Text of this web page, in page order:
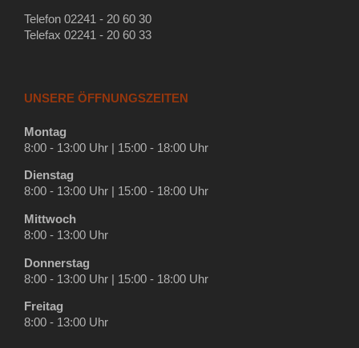
Telefon 02241 - 20 60 30
Telefax 02241 - 20 60 33
UNSERE ÖFFNUNGSZEITEN
Montag
8:00 - 13:00 Uhr | 15:00 - 18:00 Uhr
Dienstag
8:00 - 13:00 Uhr | 15:00 - 18:00 Uhr
Mittwoch
8:00 - 13:00 Uhr
Donnerstag
8:00 - 13:00 Uhr | 15:00 - 18:00 Uhr
Freitag
8:00 - 13:00 Uhr